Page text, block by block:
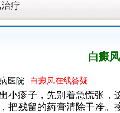
疗
白癜
医院 白癜风在线答疑
小疹子，先别着急慌张，
把残留的药膏清除干净